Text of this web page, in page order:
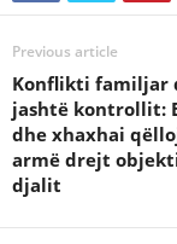
Previous article
Konflikti familjar
jashtë kontrollit:
dhe xhaxhai
armë drejt
djalit